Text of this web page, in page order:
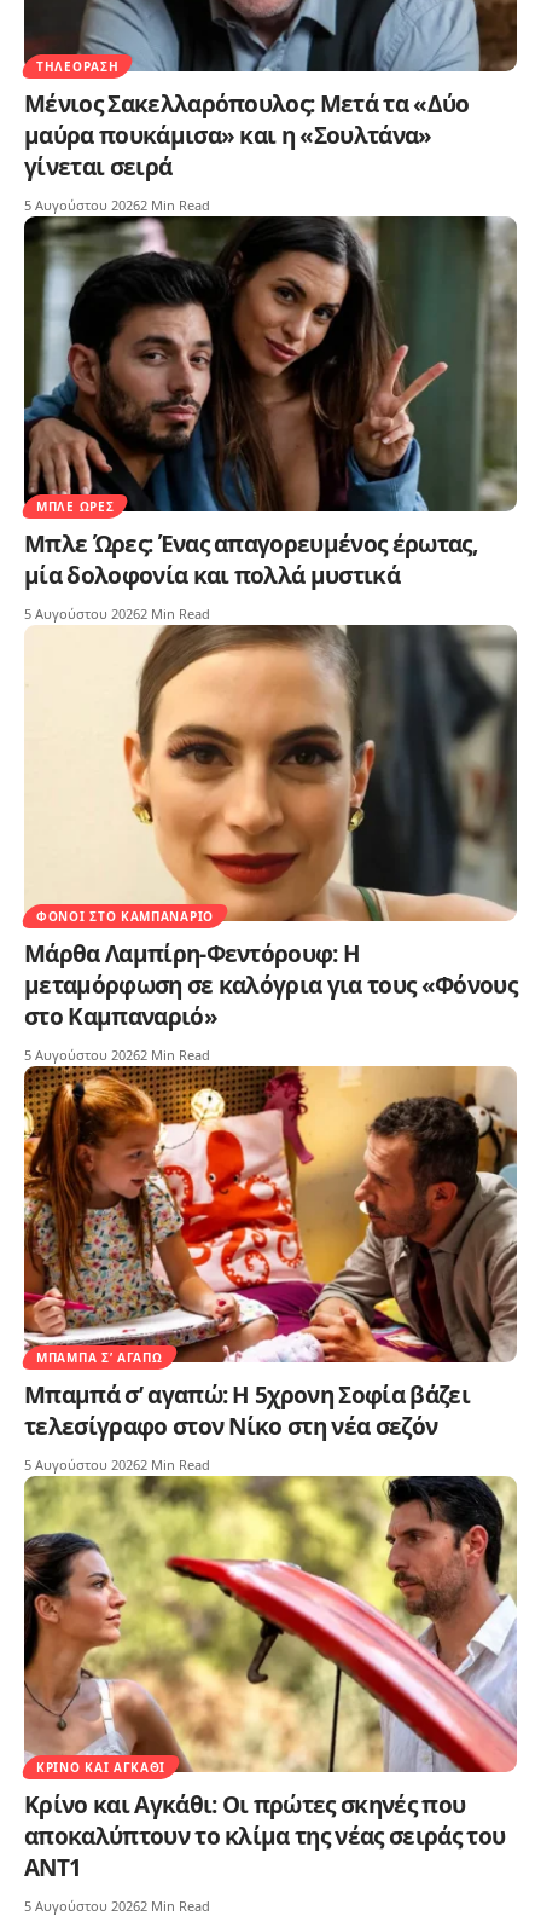
ΤΗΛΕΌΡΑΣΗ
Μένιος Σακελλαρόπουλος: Μετά τα «Δύο
μαύρα πουκάμισα» και η «Σουλτάνα»
γίνεται σειρά
5 Αυγούστου 20262 Min Read
ΜΠΛΕ ΏΡΕΣ
Μπλε Ώρες: Ένας απαγορευμένος έρωτας,
μία δολοφονία και πολλά μυστικά
5 Αυγούστου 20262 Min Read
ΦΌΝΟΙ ΣΤΟ ΚΑΜΠΑΝΑΡΙΌ
Μάρθα Λαμπίρη-Φεντόρουφ: Η
μεταμόρφωση σε καλόγρια για τους «Φόνους
στο Καμπαναριό»
5 Αυγούστου 20262 Min Read
ΜΠΑΜΠΆ Σ’ ΑΓΑΠΏ
Μπαμπά σ’ αγαπώ: Η 5χρονη Σοφία βάζει
τελεσίγραφο στον Νίκο στη νέα σεζόν
5 Αυγούστου 20262 Min Read
ΚΡΊΝΟ ΚΑΙ ΑΓΚΆΘΙ
Κρίνο και Αγκάθι: Οι πρώτες σκηνές που
αποκαλύπτουν το κλίμα της νέας σειράς του
ΑΝΤ1
5 Αυγούστου 20262 Min Read